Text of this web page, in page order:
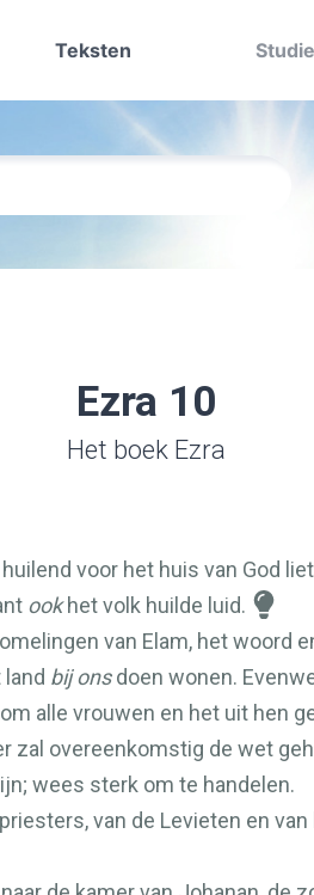
Teksten
Ezra 10
Het boek Ezra
voor het huis van God
ookhet volk huilde luid.
van Elam, het
bij onsdoen wonen.
alle vrouwen en het uit hen
zal overeenkomstig de wet
wees sterk om te handelen.
van de Levieten en